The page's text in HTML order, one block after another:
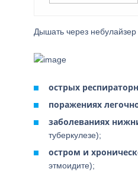
Дышать через
острых
поражениях
заболеваниях
туберкулезе);
остром и
этмоидите);